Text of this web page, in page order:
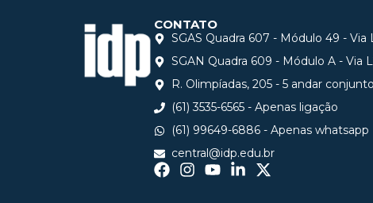
CONTATO
SGAS Quadra 607 - Módulo 49 -
SGAN Quadra 609 - Módulo A - Via
R. Olimpíadas, 205 - 5 andar
(61) 3535-6565 - Apenas ligação
(61) 99649-6886 - Apenas whatsapp
central@idp.edu.br